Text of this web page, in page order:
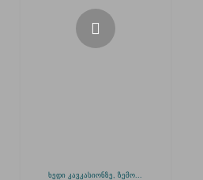
ხედი კავკასიონზე, ზემო...